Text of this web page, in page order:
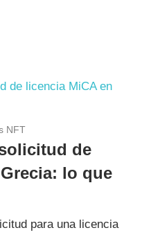
NFT
de
lo que
para una licencia